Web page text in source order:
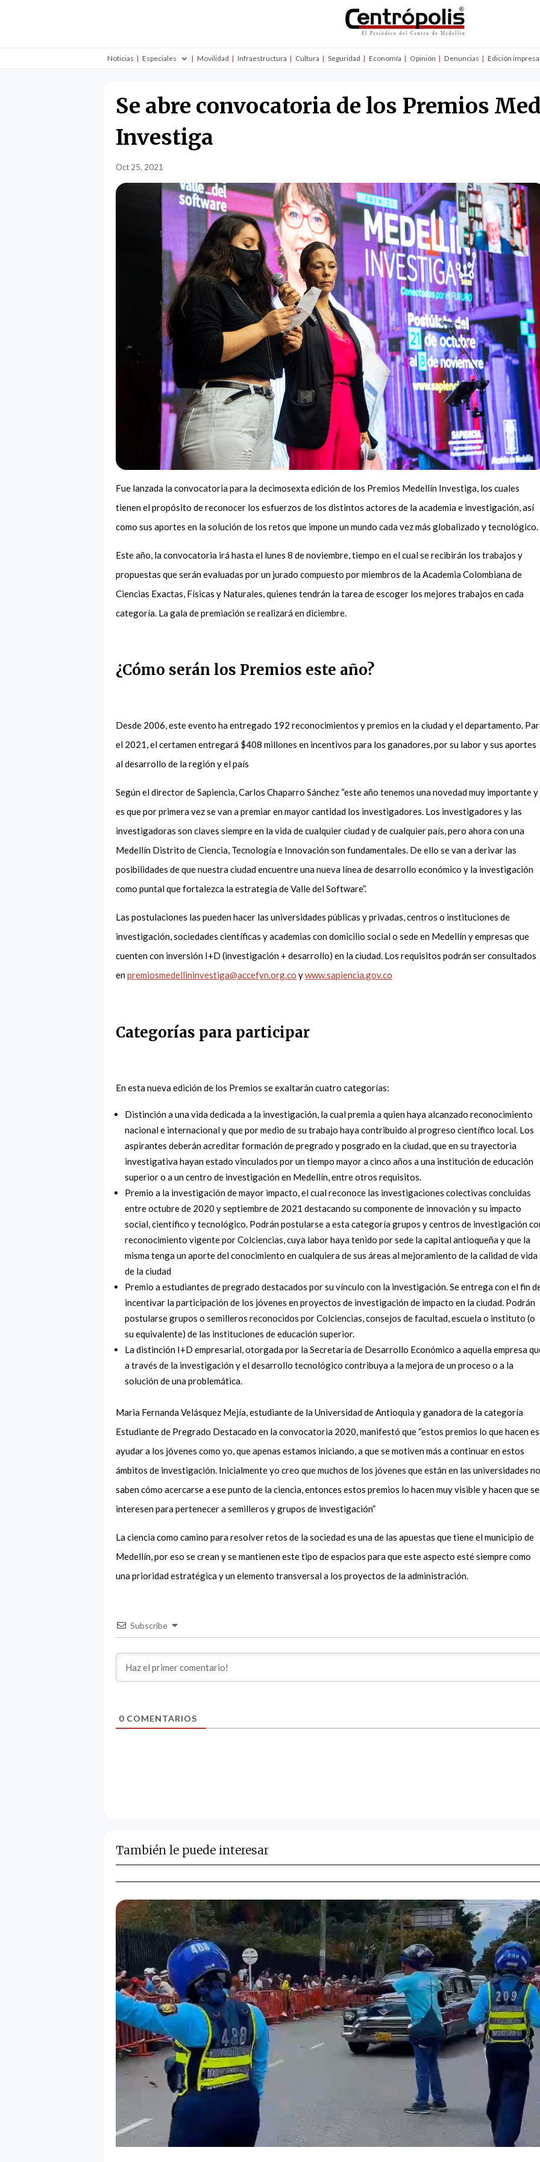
Noticias Especiales Movilidad Infraestructura Cultura Seguridad Economía Opinión Denuncias Edición impresa
Se abre convocatoria de los Premios
Investiga
Oct 25, 2021
Fue lanzada la convocatoria para la decimosexta edición de los Premios Medellín Investiga, los cuales
tienen el propósito de reconocer los esfuerzos de los distintos actores de la academia e investigación, así
como sus aportes en la solución de los retos que impone un mundo cada vez más globalizado y tecnológico.
Este año, la convocatoria irá hasta el lunes 8 de noviembre, tiempo en el cual se recibirán los trabajos y
propuestas que serán evaluadas por un jurado compuesto por miembros de la Academia Colombiana de
Ciencias Exactas, Físicas y Naturales, quienes tendrán la tarea de escoger los mejores trabajos en cada
categoría. La gala de premiación se realizará en diciembre.
¿Cómo serán los Premios este año?
Desde 2006, este evento ha entregado 192 reconocimientos y premios en la ciudad y el departamento.
el 2021, el certamen entregará $408 millones en incentivos para los ganadores, por su labor y sus aportes
al desarrollo de la región y el país
Según el director de Sapiencia, Carlos Chaparro Sánchez “este año tenemos una novedad muy importante y
es que por primera vez se van a premiar en mayor cantidad los investigadores. Los investigadores y las
investigadoras son claves siempre en la vida de cualquier ciudad y de cualquier país, pero ahora con una
Medellín Distrito de Ciencia, Tecnología e Innovación son fundamentales. De ello se van a derivar las
posibilidades de que nuestra ciudad encuentre una nueva línea de desarrollo económico y la investigación
como puntal que fortalezca la estrategia de Valle del Software”.
Las postulaciones las pueden hacer las universidades públicas y privadas, centros o instituciones de
investigación, sociedades científicas y academias con domicilio social o sede en Medellín y empresas que
cuenten con inversión I+D (investigación + desarrollo) en la ciudad. Los requisitos podrán ser consultados
enpremiosmedellininvestiga@accefyn.org.co ywww.sapiencia.gov.co
Categorías para participar
En esta nueva edición de los Premios se exaltarán cuatro categorías:
Distinción a una vida dedicada a la investigación, la cual premia a quien haya alcanzado reconocimiento
nacional e internacional y que por medio de su trabajo haya contribuido al progreso científico local. Los
aspirantes deberán acreditar formación de pregrado y posgrado en la ciudad, que en su trayectoria
investigativa hayan estado vinculados por un tiempo mayor a cinco años a una institución de educación
superior o a un centro de investigación en Medellín, entre otros requisitos.
Premio a la investigación de mayor impacto, el cual reconoce las investigaciones colectivas concluidas
entre octubre de 2020 y septiembre de 2021 destacando su componente de innovación y su impacto
social, científico y tecnológico. Podrán postularse a esta categoría grupos y centros de investigación
reconocimiento vigente por Colciencias, cuya labor haya tenido por sede la capital antioqueña y que la
misma tenga un aporte del conocimiento en cualquiera de sus áreas al mejoramiento de la calidad de vida
de la ciudad
Premio a estudiantes de pregrado destacados por su vínculo con la investigación. Se entrega con el fin
incentivar la participación de los jóvenes en proyectos de investigación de impacto en la ciudad. Podrán
postularse grupos o semilleros reconocidos por Colciencias, consejos de facultad, escuela o instituto (o
su equivalente) de las instituciones de educación superior.
La distinción I+D empresarial, otorgada por la Secretaría de Desarrollo Económico a aquella empresa
a través de la investigación y el desarrollo tecnológico contribuya a la mejora de un proceso o a la
solución de una problemática.
Maria Fernanda Velásquez Mejía, estudiante de la Universidad de Antioquia y ganadora de la categoría
Estudiante de Pregrado Destacado en la convocatoria 2020, manifestó que “estos premios lo que hacen es
ayudar a los jóvenes como yo, que apenas estamos iniciando, a que se motiven más a continuar en estos
ámbitos de investigación. Inicialmente yo creo que muchos de los jóvenes que están en las universidades no
saben cómo acercarse a ese punto de la ciencia, entonces estos premios lo hacen muy visible y hacen que se
interesen para pertenecer a semilleros y grupos de investigación”
La ciencia como camino para resolver retos de la sociedad es una de las apuestas que tiene el municipio de
Medellín, por eso se crean y se mantienen este tipo de espacios para que este aspecto esté siempre como
una prioridad estratégica y un elemento transversal a los proyectos de la administración.
Subscribe
0 COMENTARIOS
También le puede interesar